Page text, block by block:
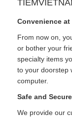
Convenience
From now on,
or bother your
specialty items
to your doorstep
computer.
Safe and
We provide our